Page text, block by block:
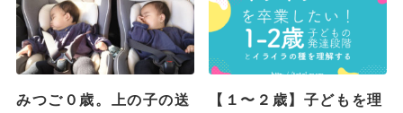
みつご０歳。上の子の送 【１〜２歳】子どもを理